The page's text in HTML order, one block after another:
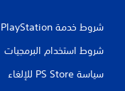
شروط خدمة PlayStation‏
شروط استخدام البرمجيات
سياسة PS Store للإلغاء